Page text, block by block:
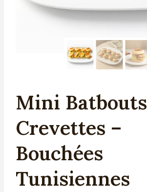
Mini Batbouts
Crevettes –
Bouchées
Tunisiennes